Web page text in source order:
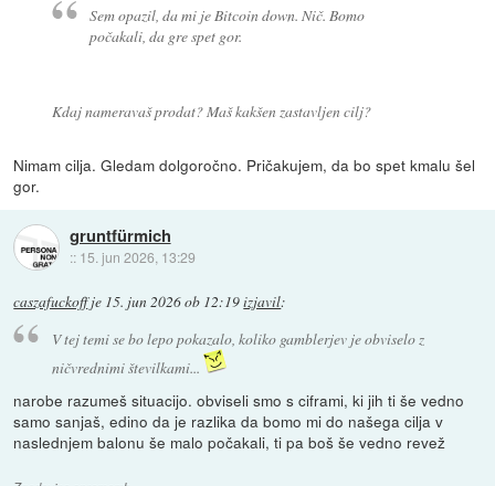
Sem opazil, da mi je Bitcoin down. Nič. Bomo
počakali, da gre spet gor.
Kdaj nameravaš prodat? Maš kakšen zastavljen cilj?
Nimam cilja. Gledam dolgoročno. Pričakujem, da bo spet kmalu šel
gor.
gruntfürmich
:: 15. jun 2026, 13:29
caszafuckoffje 15. jun 2026 ob 12:19izjavil:
V tej temi se bo lepo pokazalo, koliko gamblerjev je obviselo z
ničvrednimi številkami...
narobe razumeš situacijo. obviseli smo s ciframi, ki jih ti še vedno
samo sanjaš, edino da je razlika da bomo mi do našega cilja v
naslednjem balonu še malo počakali, ti pa boš še vedno revež